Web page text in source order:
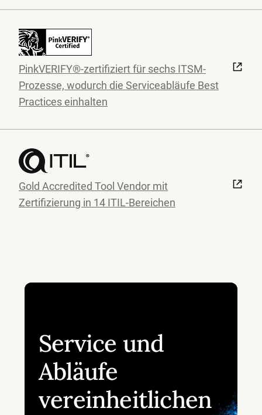
PinkVERIFY®-zertifiziert für sechs ITSM-
Prozesse, wodurch die Serviceabläufe Best
Practices einhalten
Gold Accredited Tool Vendor mit
Zertifizierung in 14 ITIL-Bereichen
Service und
Abläufe
vereinheitlichen